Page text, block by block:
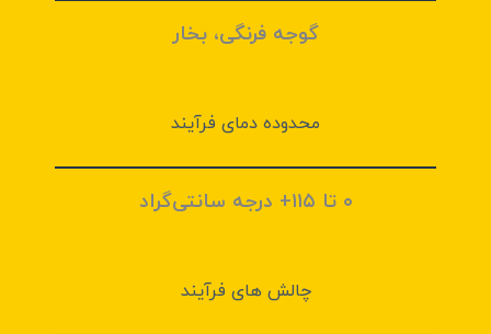
گوجه فرنگی، بخار
محدوده دمای فرآیند
۰ تا ۱۱۵+ درجه سانتی‌گراد
چالش های فرآيند